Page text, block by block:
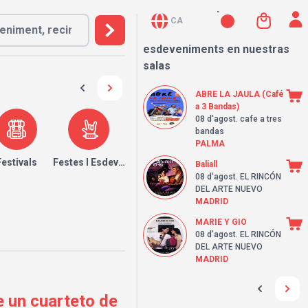
Festes I Esdeveniments
un cuarteto de
CA
esdeveniments en nuestras
salas
ABRE LA JAULA (Café
a 3 Bandas)
08 d'agost. cafe a tres
bandas
PALMA
Baliall
08 d'agost. EL RINCÓN
DEL ARTE NUEVO
MADRID
MARIE Y GIO
08 d'agost. EL RINCÓN
DEL ARTE NUEVO
MADRID